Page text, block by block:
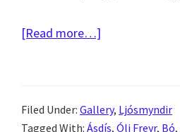
[Read more…]
sumar,
Filed Under: Gallery, Ljósmyndir
Tagged With: Ásdís, Óli Freyr, Bó,